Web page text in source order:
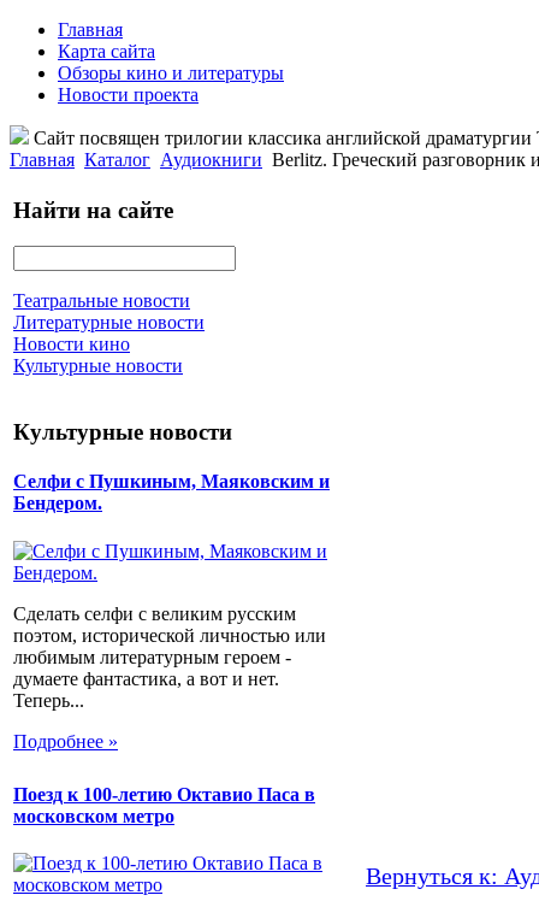
Главная
Карта сайта
Обзоры кино и литературы
Новости проекта
Сайт посвящен трилогии классика английской
Главная Каталог Аудиокниги Berlitz. Греческий разговорник
Найти на сайте
Театральные новости
Литературные новости
Новости кино
Культурные новости
Культурные новости
Селфи с Пушкиным, Маяковским и
Бендером.
Сделать селфи с великим русским
поэтом, исторической личностью или
любимым литературным героем -
думаете фантастика, а вот и нет.
Теперь...
Подробнее »
Поезд к 100-летию Октавио Паса в
московском метро
Вернуться к: